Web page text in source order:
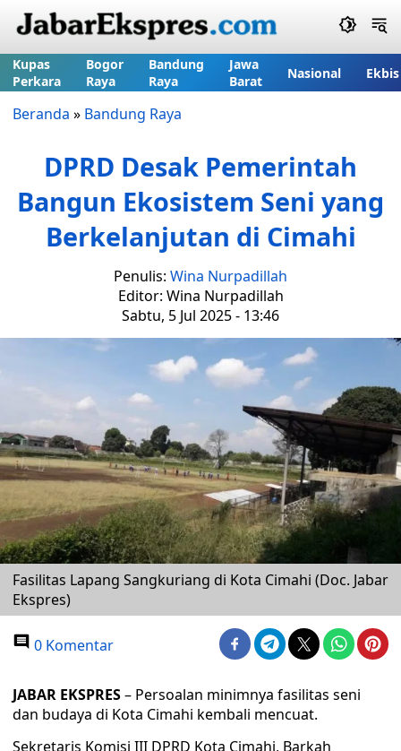
Kupas
Perkara
Bogor
Raya
Bandung
Raya
Jawa
Barat
Nasional Ekbis
Beranda » Bandung Raya
DPRD Desak Pemerintah
Bangun Ekosistem Seni yang
Berkelanjutan di Cimahi
Penulis: Wina Nurpadillah
Editor: Wina Nurpadillah
Sabtu, 5 Jul 2025 - 13:46
Fasilitas Lapang Sangkuriang di Kota Cimahi (Doc. Jabar
Ekspres)
0 Komentar
JABAR EKSPRES– Persoalan minimnya fasilitas seni
dan budaya di Kota Cimahi kembali mencuat.
Sekretaris Komisi III DPRD Kota Cimahi, Barkah